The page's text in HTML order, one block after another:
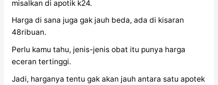
misalkan di apotik k24.
Harga di sana juga gak jauh beda, ada di kisaran
48ribuan.
Perlu kamu tahu, jenis-jenis obat itu punya harga
eceran tertinggi.
Jadi, harganya tentu gak akan jauh antara satu apotek